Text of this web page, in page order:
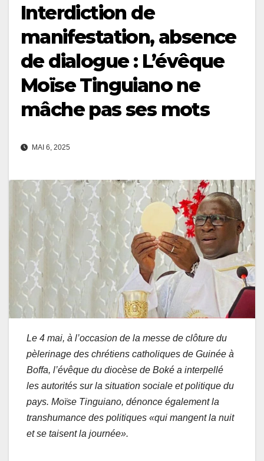
Interdiction de
manifestation, absence
de dialogue : L’évêque
Moïse Tinguiano ne
mâche pas ses mots
MAI 6, 2025
Le 4 mai, à l’occasion de la messe de clôture du
pèlerinage des chrétiens catholiques de Guinée à
Boffa, l’évêque du diocèse de Boké a interpellé
les autorités sur la situation sociale et politique du
pays. Moïse Tinguiano, dénonce également la
transhumance des politiques «qui mangent la nuit
et se taisent la journée».